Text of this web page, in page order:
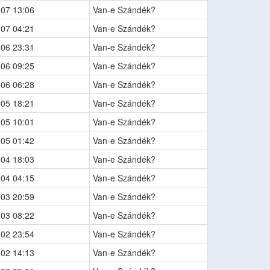
13:06
Van-e Szándék?
04:21
Van-e Szándék?
23:31
Van-e Szándék?
09:25
Van-e Szándék?
06:28
Van-e Szándék?
18:21
Van-e Szándék?
10:01
Van-e Szándék?
01:42
Van-e Szándék?
18:03
Van-e Szándék?
04:15
Van-e Szándék?
20:59
Van-e Szándék?
08:22
Van-e Szándék?
23:54
Van-e Szándék?
14:13
Van-e Szándék?